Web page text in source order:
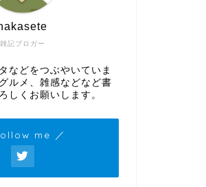
雑記ブロガー
などをつぶやいていま
ルメ、雑感などなど書
しくお願いします。
me ／